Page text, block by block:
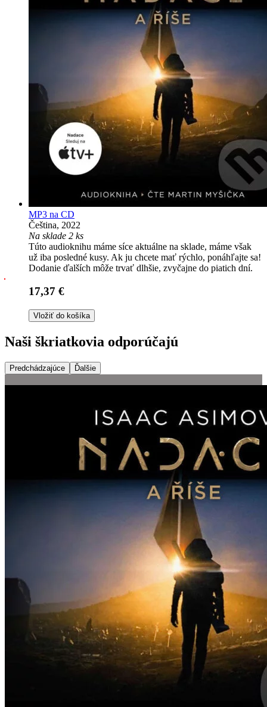
MP3 na CD
Čeština, 2022
Na sklade 2 ks
Túto audioknihu máme síce aktuálne na sklade, máme však
už iba posledné kusy. Ak ju chcete mať rýchlo, ponáhľajte sa!
Dodanie ďalších môže trvať dlhšie, zvyčajne do piatich dní.
17,37 €
Vložiť do košíka
Naši škriatkovia odporúčajú
Predchádzajúce Ďalšie